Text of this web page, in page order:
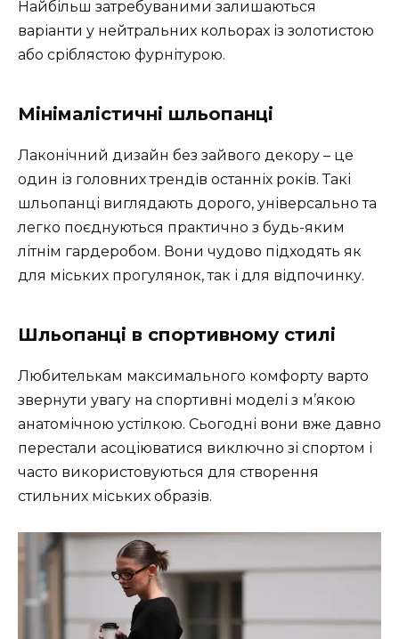
Найбільш затребуваними залишаються
варіанти у нейтральних кольорах із золотистою
або сріблястою фурнітурою.
Мінімалістичні шльопанці
Лаконічний дизайн без зайвого декору – це
один із головних трендів останніх років. Такі
шльопанці виглядають дорого, універсально та
легко поєднуються практично з будь-яким
літнім гардеробом. Вони чудово підходять як
для міських прогулянок, так і для відпочинку.
Шльопанці в спортивному стилі
Любителькам максимального комфорту варто
звернути увагу на спортивні моделі з м’якою
анатомічною устілкою. Сьогодні вони вже давно
перестали асоціюватися виключно зі спортом і
часто використовуються для створення
стильних міських образів.